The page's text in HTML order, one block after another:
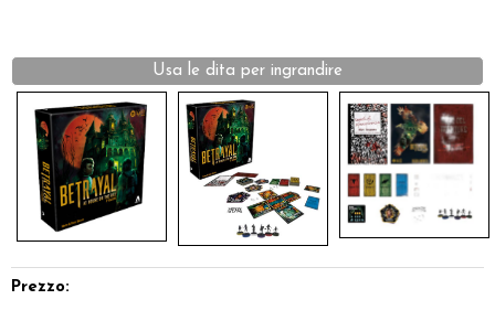
Usa le dita per ingrandire
Prezzo: